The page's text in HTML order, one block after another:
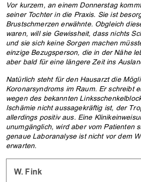
Vor kurzem, an einem Donnerstag
seiner Tochter in die Praxis. Sie ist
Brustschmerzen erwähnte. Obgleich
waren, will sie Gewissheit, dass nichts
und sie sich keine Sorgen machen
einzige Bezugsperson, die in der Nähe
aber bald für eine längere Zeit ins
Natürlich steht für den Hausarzt die
Koronarsyndroms im Raum. Er schreibt
wegen des bekannten
Ischämie nicht aussagekräftig ist, der
allerdings positiv aus. Eine
unumgänglich, wird aber vom Patienten
genaue Laboranalyse ist nicht vor dem
erwarten.
W. Fink